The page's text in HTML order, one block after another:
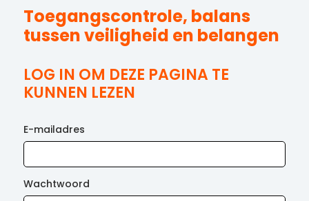
Toegangscontrole, balans
tussen veiligheid en belangen
LOG IN OM DEZE PAGINA TE
KUNNEN LEZEN
E-mailadres
Wachtwoord